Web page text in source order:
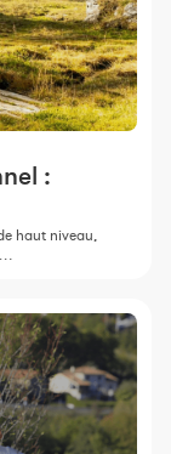
:
haut niveau,